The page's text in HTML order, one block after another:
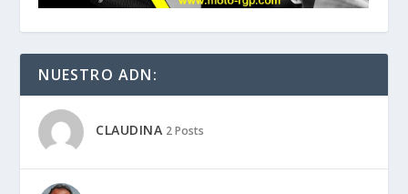
NUESTRO ADN:
CLAUDINA 2 Posts